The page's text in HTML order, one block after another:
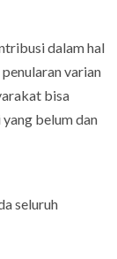
dalam hal
varian
bisa
belum dan
seluruh